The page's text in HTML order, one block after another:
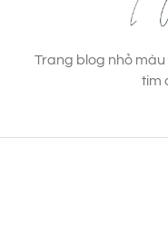
Trang blog nhỏ
tim